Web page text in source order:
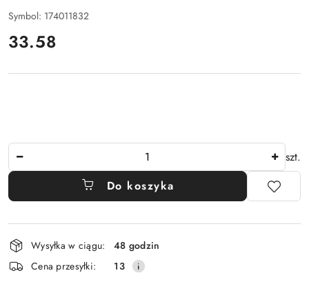
Symbol: 174011832
cena:
33.58
szt.
Do koszyka
Dostępność
i
dostawa
Wysyłka w ciągu:
48 godzin
Cena przesyłki:
13